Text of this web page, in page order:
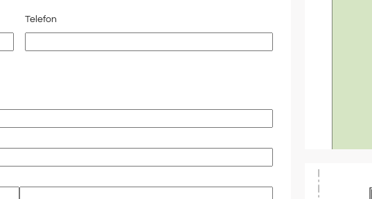
Telefon